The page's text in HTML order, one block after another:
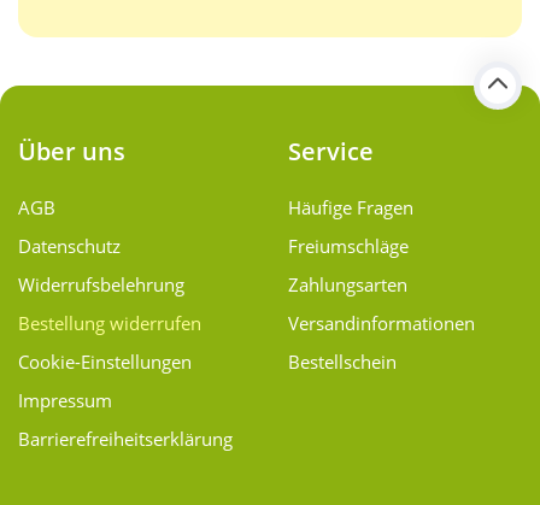
Über uns
AGB
Datenschutz
Widerrufsbelehrung
Bestellung widerrufen
Cookie-Einstellungen
Impressum
Barrierefreiheitserklärung
Service
Häufige Fragen
Freiumschläge
Zahlungsarten
Versand­informationen
Bestellschein